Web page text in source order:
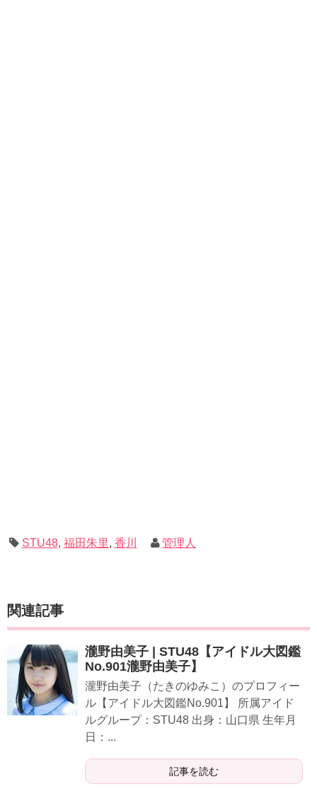
STU48, 福田朱里, 香川 管理人
関連記事
瀧野由美子 | STU48【アイドル大図鑑
No.901瀧野由美子】
瀧野由美子（たきのゆみこ）のプロフィー
ル【アイドル大図鑑No.901】 所属アイド
ルグループ：STU48 出身：山口県 生年月
日：...
記事を読む